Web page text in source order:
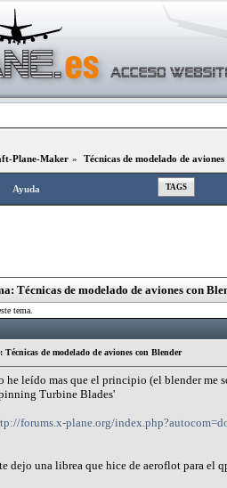
Plane-Maker » Técnicas de modelado de
Ayuda TAGS
Técnicas de modelado de aviones con
tema.
Técnicas de modelado de aviones con Blender
he leído mas que el principio (el blender me
Turbine Blades'
forums.x-plane.org/
dejo una librea que hice de aeroflot para el